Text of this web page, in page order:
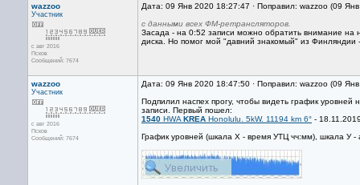
wazzoo
Участник
с авг 2016
Псков
Сообщений: 7674
Дата: 09 Янв 2020 18:27:47 · Поправил: wazzoo (09
с данными всех ФМ-ретрансляторов.
Засада - на 0:52 записи можно обратить внимание на
диска. Но помог мой "давний знакомый" из Финляндии
wazzoo
Участник
с авг 2016
Псков
Сообщений: 7674
Дата: 09 Янв 2020 18:47:50 · Поправил: wazzoo (09
Подпилил наспех прогу, чтобы видеть график
записи. Первый пошел:
1540 HWA KREA Honolulu. 5kW. 11194 km 6° -
График уровней (шкала Х - время УТЦ чч:мм), шкала У -